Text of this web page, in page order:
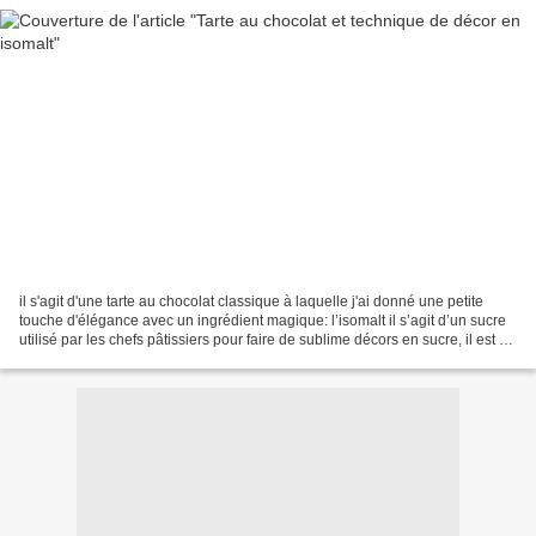
il s'agit d'une tarte au chocolat classique à laquelle j'ai donné une petite
touche d'élégance avec un ingrédient magique: l’isomalt il s’agit d’un sucre
utilisé par les chefs pâtissiers pour faire de sublime décors en sucre, il est 2